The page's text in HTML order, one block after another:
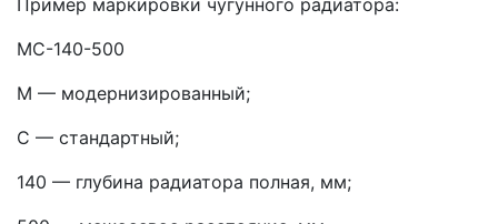
МС-140-500
М — модернизированный;
С — стандартный;
140 — глубина радиатора полная, мм;